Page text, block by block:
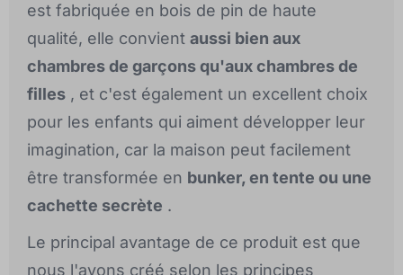
est fabriquée en bois de pin de haute
qualité, elle convient aussi bien aux
chambres de garçons qu'aux chambres de
filles , et c'est également un excellent choix
pour les enfants qui aiment développer leur
imagination, car la maison peut facilement
être transformée en bunker, en tente ou une
cachette secrète .
Le principal avantage de ce produit est que
nous l'avons créé selon les principes